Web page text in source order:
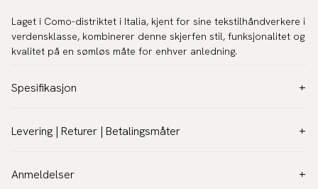
Laget i Como-distriktet i Italia, kjent for sine tekstilhåndverkere i
verdensklasse, kombinerer denne skjerfen stil, funksjonalitet og
kvalitet på en sømløs måte for enhver anledning.
Spesifikasjon
Mønster: Blomstermønster
Garanti: 5 år
Levering | Returer | Betalingsmåter
Bestillinger under 3000 kr:
Anmeldelser